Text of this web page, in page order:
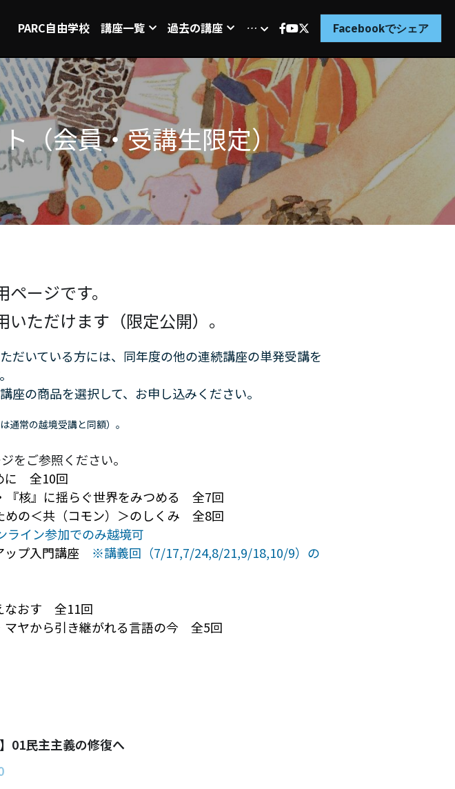
PARC自由学校 講座一覧 過去の講座 … Facebookでシェア
（会員・受講生限定）
ージです。
ただけます（限定公開）。
だいている方には、同年度の他の連続講座の単発受講を
の商品を選択して、お申し込みください。
常の越境受講と同額）。
をご参照ください。
に　全10回
核』に揺らぐ世界をみつめる　全7回
＜共（コモン）＞のしくみ　全8回
ライン参加でのみ越境可
ップ入門講座 ※講義回（7/17,7/24,8/21,9/18,10/9）の
おす　全11回
から引き継がれる言語の今　全5回
】01民主主義の修復へ